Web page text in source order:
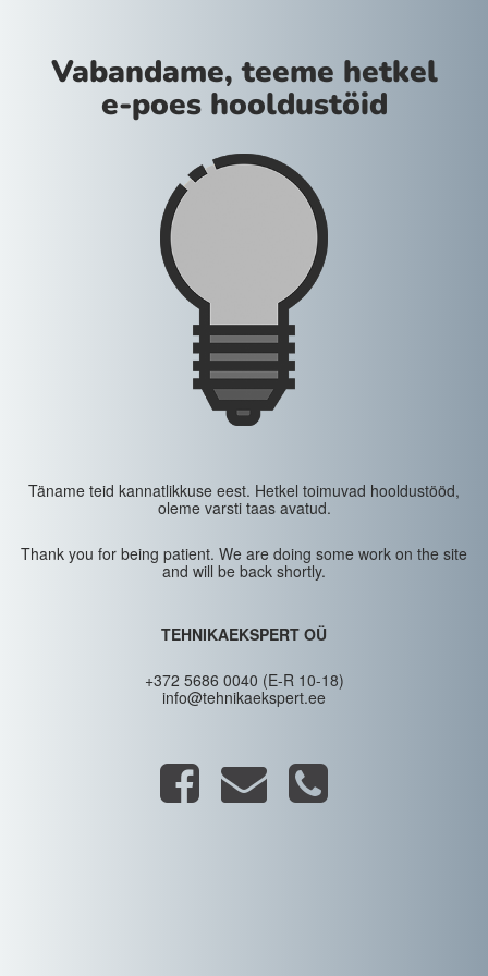
Vabandame, teeme hetkel
e-poes hooldustöid
Täname teid kannatlikkuse eest. Hetkel toimuvad hooldustööd,
oleme varsti taas avatud.
Thank you for being patient. We are doing some work on the site
and will be back shortly.
TEHNIKAEKSPERT OÜ
+372 5686 0040 (E-R 10-18)
info@tehnikaekspert.ee